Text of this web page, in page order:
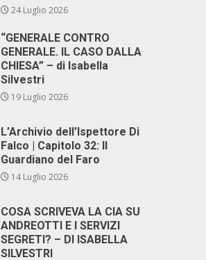
24 Luglio 2026
“GENERALE CONTRO
GENERALE. IL CASO DALLA
CHIESA” – di Isabella
Silvestri
19 Luglio 2026
L’Archivio dell’Ispettore Di
Falco | Capitolo 32: Il
Guardiano del Faro
14 Luglio 2026
COSA SCRIVEVA LA CIA SU
ANDREOTTI E I SERVIZI
SEGRETI? – DI ISABELLA
SILVESTRI